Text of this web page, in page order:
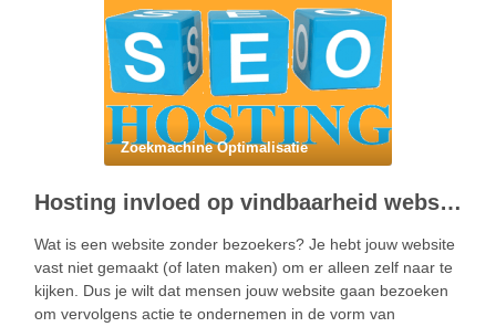
Zoekmachine Optimalisatie
Hosting invloed op vindbaarheid website
Wat is een website zonder bezoekers? Je hebt jouw website
vast niet gemaakt (of laten maken) om er alleen zelf naar te
kijken. Dus je wilt dat mensen jouw website gaan bezoeken
om vervolgens actie te ondernemen in de vorm van